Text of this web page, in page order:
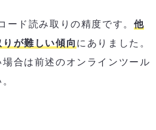
ード読み取りの精度です。 他
が難しい傾向 にありました。
合は前述のオンラインツール